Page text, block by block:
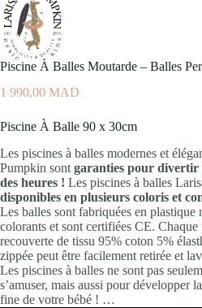
Piscine À Balles Moutarde – Balles
1 990,00 MAD
Piscine À Balle 90 x 30cm
Les piscines à balles modernes et
Pumpkin sont garanties pour divertir
des heures ! Les piscines à balles
disponibles en plusieurs coloris et
Les balles sont fabriquées en plastique
colorants et sont certifiées CE. Chaque
recouverte de tissu 95% coton 5%
zippée peut être facilement retirée et
Les piscines à balles ne sont pas
s’amuser, mais aussi pour développer
fine de votre bébé ! …